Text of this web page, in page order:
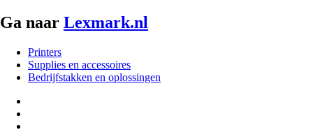
Ga naar Lexmark.nl
Printers
Supplies en accessoires
Bedrijfstakken en oplossingen